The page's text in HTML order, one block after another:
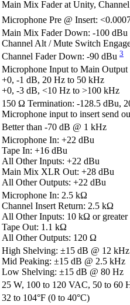
Main Mix Fader at Unity,
Microphone Pre @ Insert:
Main Mix Fader Down: -100 dBu
Channel Alt / Mute Switch
Channel Fader Down: -90 dBu 3
Microphone Input to Main
+0, -1 dB, 20 Hz to 50 kHz
+0, -3 dB, <10 Hz to >100 kHz
150 Ω Termination: -128.5 dBu,
Microphone input to insert send
Better than -70 dB @ 1 kHz
Microphone In: +22 dBu
Tape In: +16 dBu
All Other Inputs: +22 dBu
Main Mix XLR Out: +28 dBu
All Other Outputs: +22 dBu
Microphone In: 2.5 kΩ
Channel Insert Return: 2.5 kΩ
All Other Inputs: 10 kΩ or greater
Tape Out: 1.1 kΩ
All Other Outputs: 120 Ω
High Shelving: ±15 dB @ 12 kHz
Mid Peaking: ±15 dB @ 2.5 kHz
Low Shelving: ±15 dB @ 80 Hz
25 W, 100 to 120 VAC, 50 to 60
32 to 104°F (0 to 40°C)